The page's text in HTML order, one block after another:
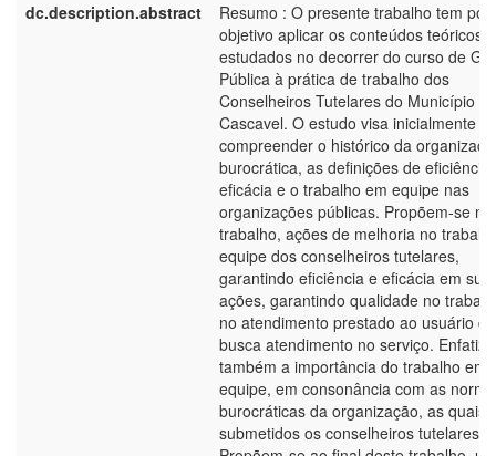
dc.description.abstract
Resumo : O presente trabalho tem por
objetivo aplicar os conteúdos teóricos
estudados no decorrer do curso de
Pública à prática de trabalho dos
Conselheiros Tutelares do Município de
Cascavel. O estudo visa inicialmente
compreender o histórico da
burocrática, as definições de eficiência
eficácia e o trabalho em equipe nas
organizações públicas. Propõem-se
trabalho, ações de melhoria no
equipe dos conselheiros tutelares,
garantindo eficiência e eficácia em
ações, garantindo qualidade no
no atendimento prestado ao usuário
busca atendimento no serviço.
também a importância do trabalho em
equipe, em consonância com as
burocráticas da organização, as quais
submetidos os conselheiros tutelares.